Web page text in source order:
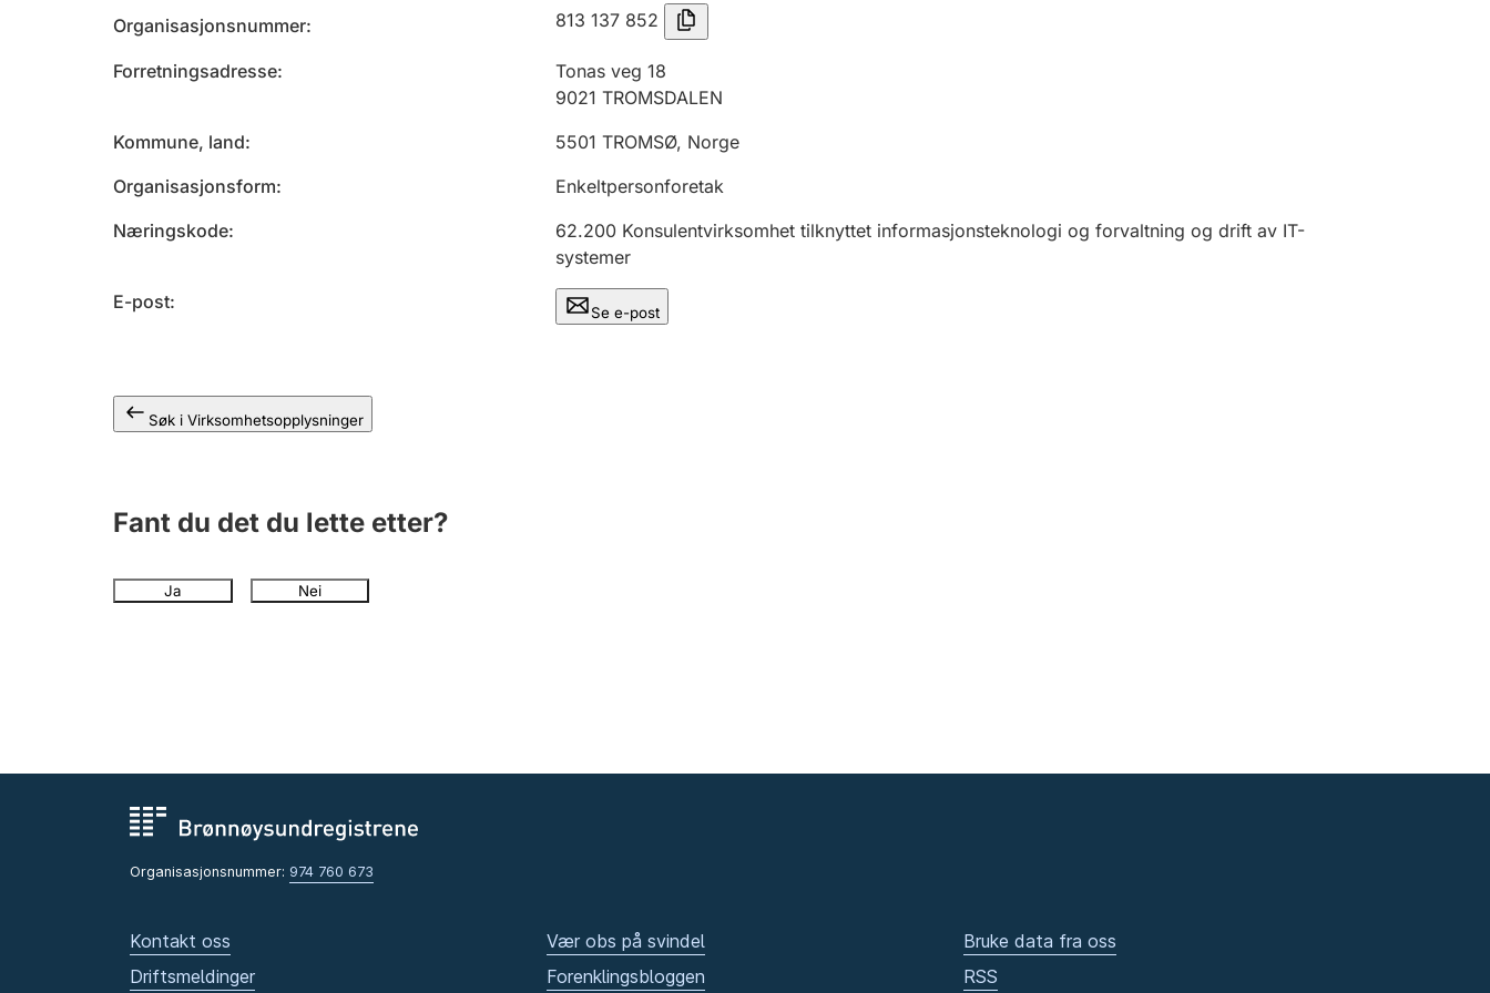
Organisasjonsnummer 813 137 852
Forretningsadresse
Tonas veg 18
9021 TROMSDALEN
Kommune, land
5501 TROMSØ, Norge
Organisasjonsform
Enkeltpersonforetak
Næringskode
62.200 Konsulentvirksomhet tilknyttet informasjonsteknologi og forvaltning og drift av IT-
systemer
E-post
Se e-post
Søk i Virksomhetsopplysninger
Fant du det du lette etter?
Ja Nei
Organisasjonsnummer: 974 760 673
Kontakt oss
Driftsmeldinger
Vær obs på svindel
Forenklingsbloggen
Bruke data fra oss
RSS